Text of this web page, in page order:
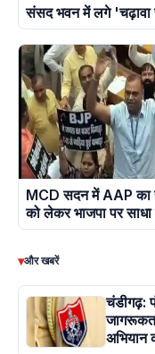
संसद भवन में लगे 'चढ़ावा
MCD सदन में AAP का
को लेकर भाजपा पर साधा
▾और खबरें
चंडीगढ़:
अभियान